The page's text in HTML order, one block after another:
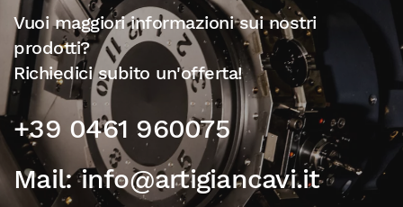
Vuoi maggiori informazioni sui nostri
prodotti?
Richiedici subito un'offerta!
+39 0461 960075
Mail: info@artigiancavi.it